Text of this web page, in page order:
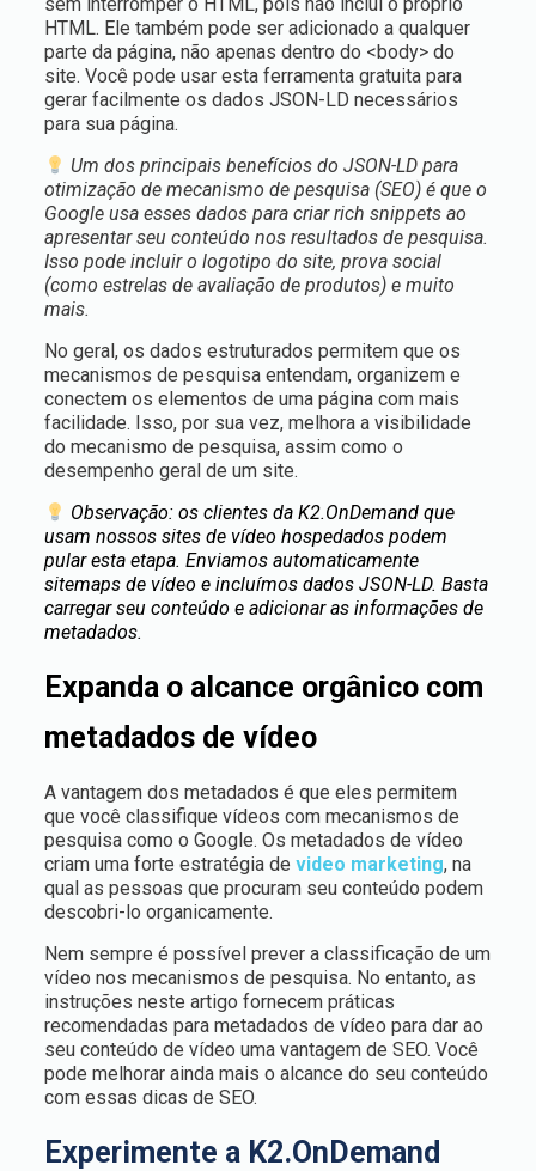
HTML. Ele também pode ser adicionado a qualquer
parte da página, não apenas dentro do <body> do
site. Você pode usar esta ferramenta gratuita para
gerar facilmente os dados JSON-LD necessários
para sua página.
Um dos principais benefícios do JSON-LD para
otimização de mecanismo de pesquisa (SEO) é que o
Google usa esses dados para criar rich snippets ao
apresentar seu conteúdo nos resultados de pesquisa.
Isso pode incluir o logotipo do site, prova social
(como estrelas de avaliação de produtos) e muito
mais.
No geral, os dados estruturados permitem que os
mecanismos de pesquisa entendam, organizem e
conectem os elementos de uma página com mais
facilidade. Isso, por sua vez, melhora a visibilidade
do mecanismo de pesquisa, assim como o
desempenho geral de um site.
Observação: os clientes da K2.OnDemand que
usam nossos sites de vídeo hospedados podem
pular esta etapa. Enviamos automaticamente
sitemaps de vídeo e incluímos dados JSON-LD. Basta
carregar seu conteúdo e adicionar as informações de
metadados.
Expanda o alcance orgânico com
metadados de vídeo
A vantagem dos metadados é que eles permitem
que você classifique vídeos com mecanismos de
pesquisa como o Google. Os metadados de vídeo
criam uma forte estratégia de video marketing, na
qual as pessoas que procuram seu conteúdo podem
descobri-lo organicamente.
Nem sempre é possível prever a classificação de um
vídeo nos mecanismos de pesquisa. No entanto, as
instruções neste artigo fornecem práticas
recomendadas para metadados de vídeo para dar ao
seu conteúdo de vídeo uma vantagem de SEO. Você
pode melhorar ainda mais o alcance do seu conteúdo
com essas dicas de SEO.
Experimente a K2.OnDemand